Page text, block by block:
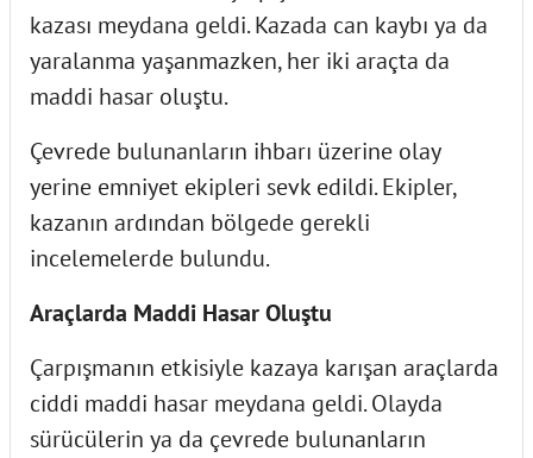
kazası meydana geldi. Kazada can kaybı ya da
yaralanma yaşanmazken, her iki araçta da
maddi hasar oluştu.
Çevrede bulunanların ihbarı üzerine olay
yerine emniyet ekipleri sevk edildi. Ekipler,
kazanın ardından bölgede gerekli
incelemelerde bulundu.
Araçlarda Maddi Hasar Oluştu
Çarpışmanın etkisiyle kazaya karışan araçlarda
ciddi maddi hasar meydana geldi. Olayda
sürücülerin ya da çevrede bulunanların